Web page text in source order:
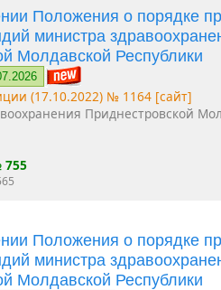
Положения о порядке
министра
Молдавской Республики
(17.10.2022) № 1164 [сайт]
Приднестровской
Положения о порядке
министра
Молдавской Республики